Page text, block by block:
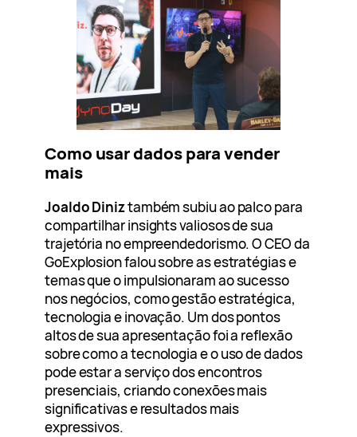
Como usar dados para vender
mais
Joaldo Diniztambém subiu ao palco para
compartilhar insights valiosos de sua
trajetória no empreendedorismo. O CEO da
GoExplosion falou sobre as estratégias e
temas que o impulsionaram ao sucesso
nos negócios, como gestão estratégica,
tecnologia e inovação. Um dos pontos
altos de sua apresentação foi a reflexão
sobre como a tecnologia e o uso de dados
pode estar a serviço dos encontros
presenciais, criando conexões mais
significativas e resultados mais
expressivos.